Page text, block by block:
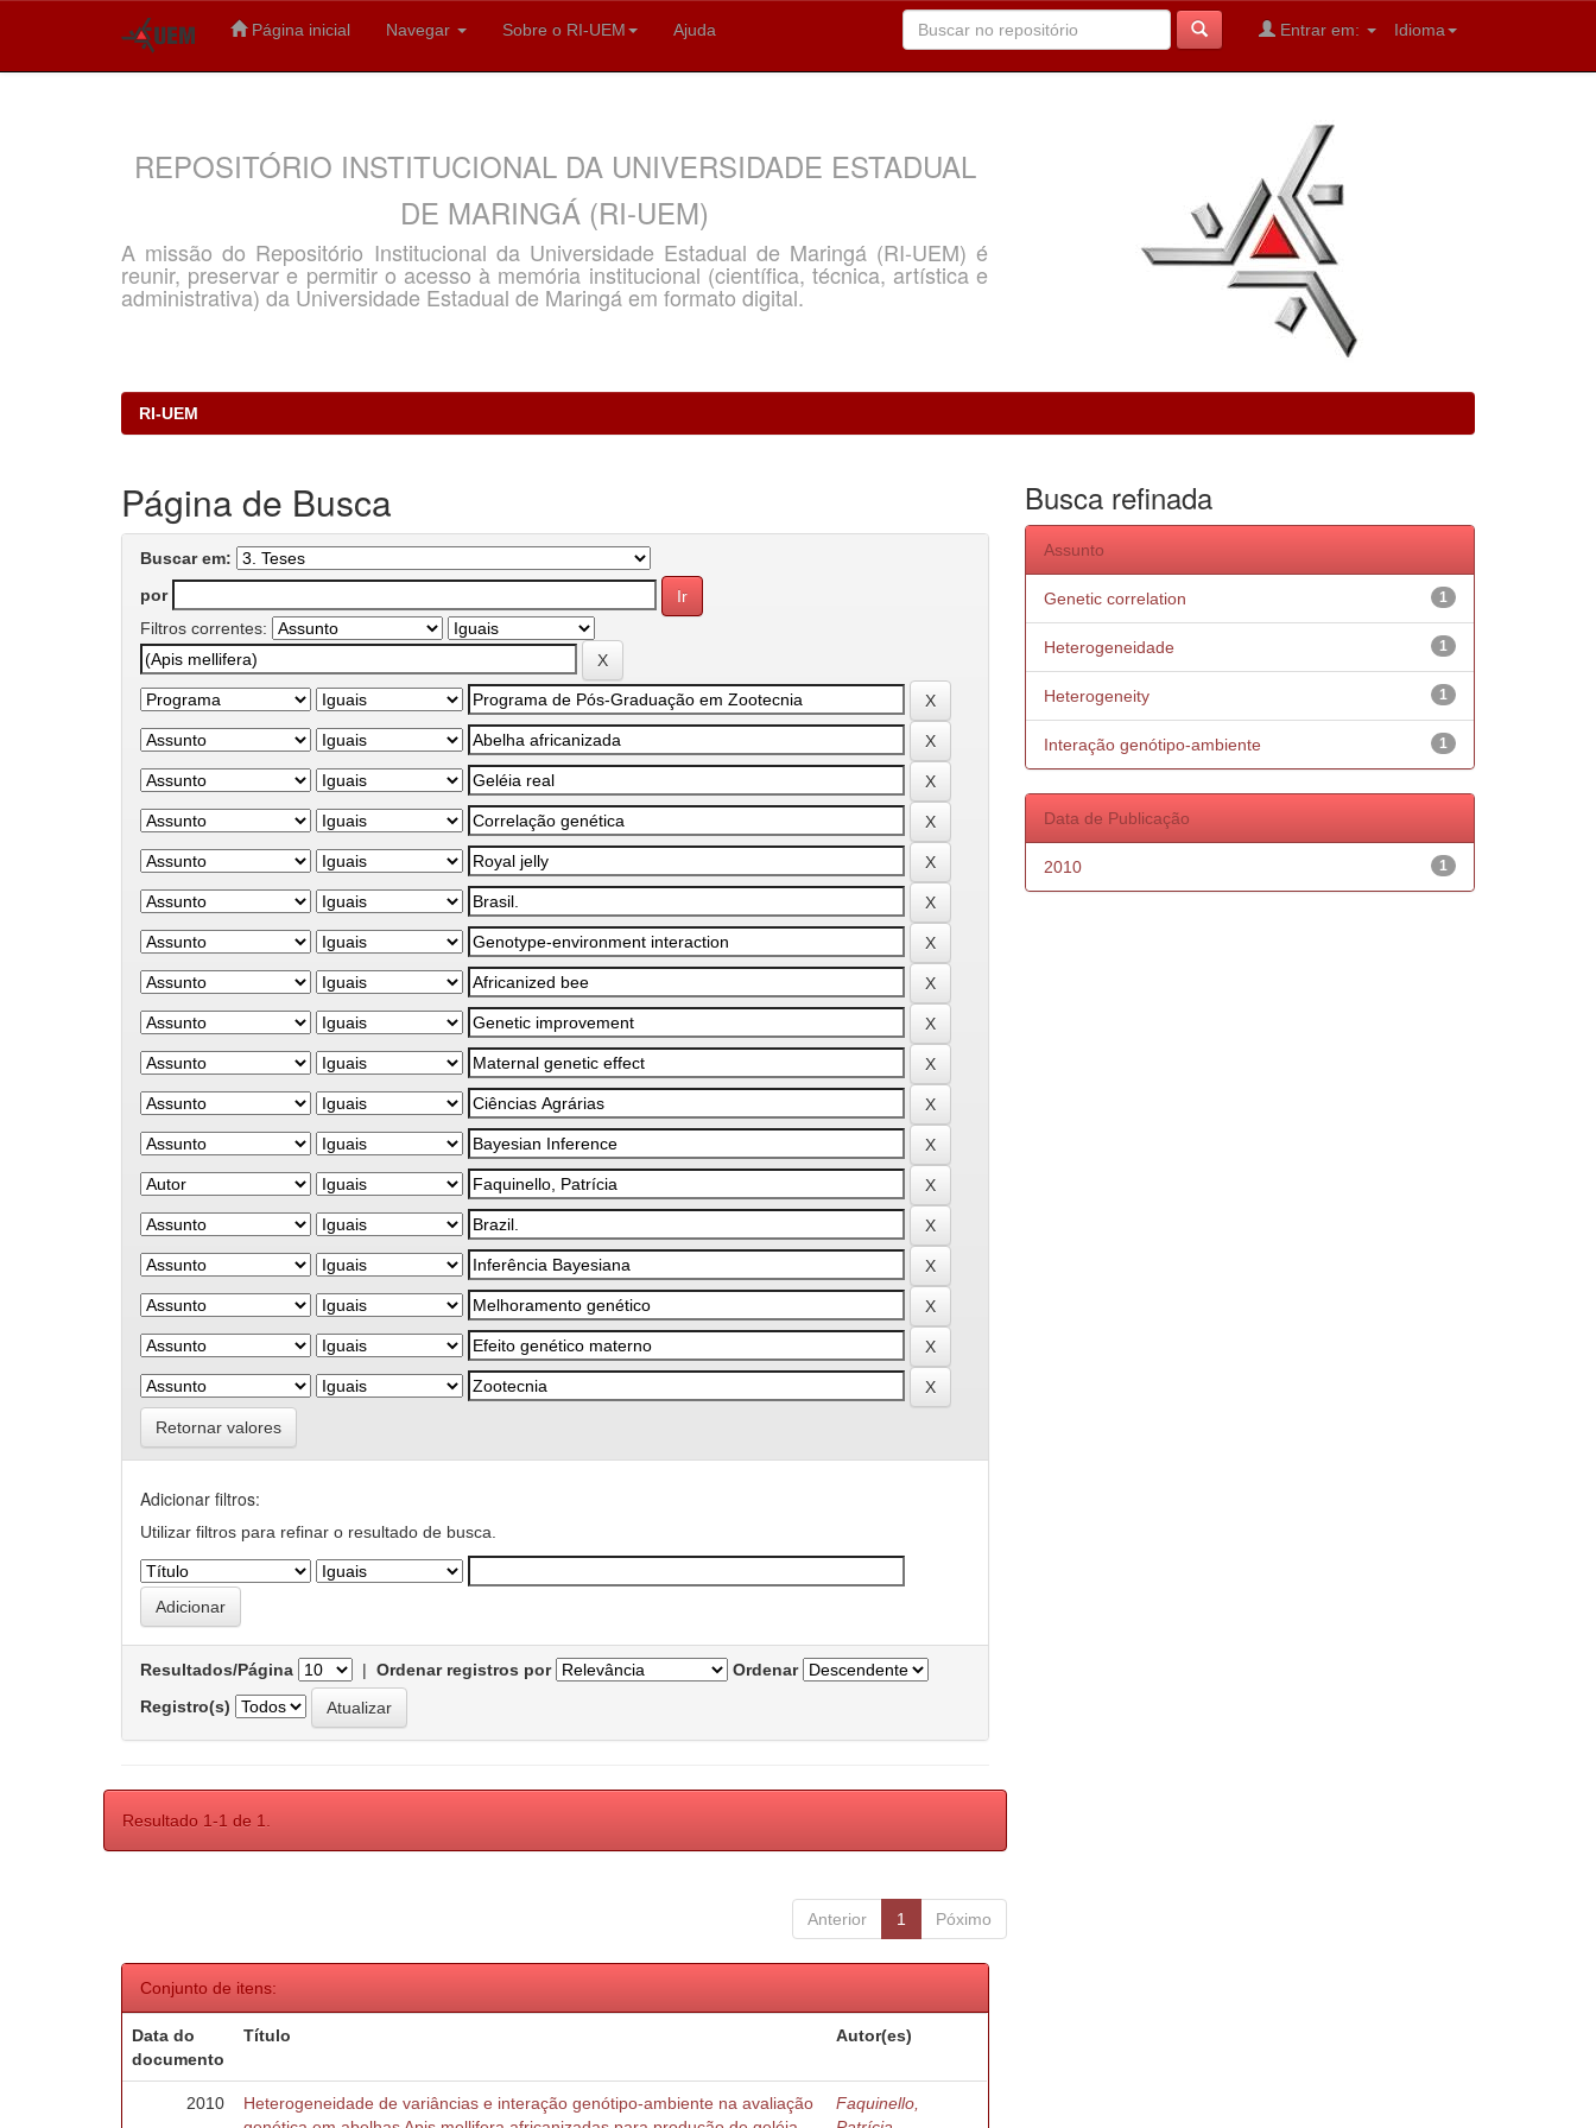
Página inicial Navegar Sobre o RI-UEM Ajuda Idioma
Entrar em:
REPOSITÓRIO INSTITUCIONAL DA UNIVERSIDADE ESTADUAL
DE MARINGÁ (RI-UEM)
A missão do Repositório Institucional da Universidade Estadual de Maringá (RI-UEM) é
reunir, preservar e permitir o acesso à memória institucional (científica, técnica, artística e
administrativa) da Universidade Estadual de Maringá em formato digital.
RI-UEM
Página de Busca
Buscar em:
por
Filtros correntes:
Retornar valores
Adicionar filtros:
Utilizar filtros para refinar o resultado de busca.
Resultados/Página | Ordenar registros por
Ordenar
Registro(s)
Resultado 1-1 de 1.
Anterior 1 Póximo
Conjunto de itens:
Data do
documento
Título Autor(es)
2010
Heterogeneidade de variâncias e interação genótipo-ambiente na avaliação
Faquinello,
Busca refinada
Assunto
1
Genetic correlation
1
Heterogeneidade
1
Heterogeneity
1
Interação genótipo-ambiente
Data de Publicação
1
2010